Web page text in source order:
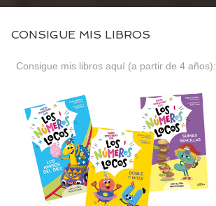
CONSIGUE MIS LIBROS
Consigue mis libros aquí (a partir de 4 años):